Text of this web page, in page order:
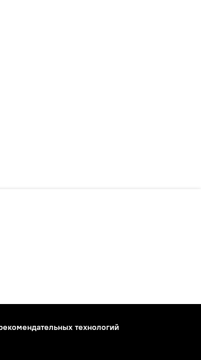
технологий